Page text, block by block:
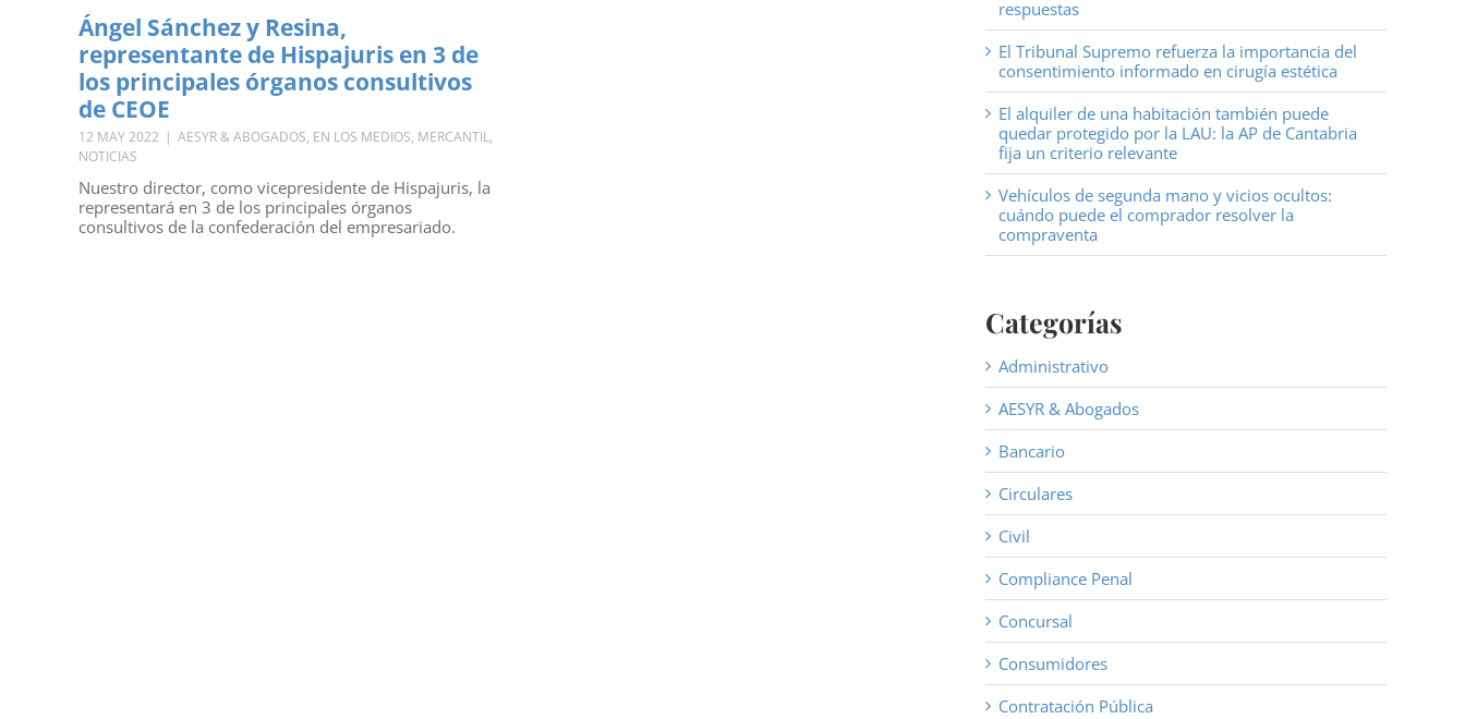
Ángel Sánchez y Resina,
representante de Hispajuris en 3 de
los principales órganos consultivos
de CEOE
12 MAY 2022 | AESYR & ABOGADOS, EN LOS MEDIOS, MERCANTIL,
NOTICIAS
Nuestro director, como vicepresidente de Hispajuris, la
representará en 3 de los principales órganos
consultivos de la confederación del empresariado.
respuestas
El Tribunal Supremo refuerza la importancia del
consentimiento informado en cirugía estética
El alquiler de una habitación también puede
quedar protegido por la LAU: la AP de Cantabria
fija un criterio relevante
Vehículos de segunda mano y vicios ocultos:
cuándo puede el comprador resolver la
compraventa
Categorías
Administrativo
AESYR & Abogados
Bancario
Circulares
Civil
Compliance Penal
Concursal
Consumidores
Contratación Pública